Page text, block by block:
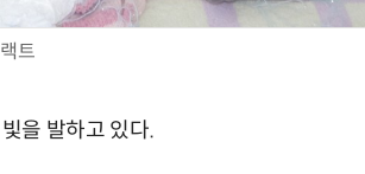
트
을 발하고 있다.